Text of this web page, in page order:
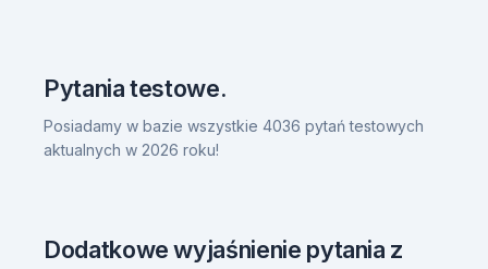
Pytania testowe.
Posiadamy w bazie wszystkie 4036 pytań testowych
aktualnych w 2026 roku!
Dodatkowe wyjaśnienie pytania z